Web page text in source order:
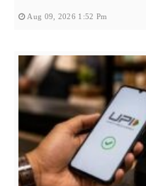
Aug 09, 2026 1:52 Pm